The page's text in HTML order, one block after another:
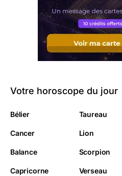
Votre horoscope du jour
Bélier Taureau
Cancer Lion
Balance Scorpion
Capricorne Verseau